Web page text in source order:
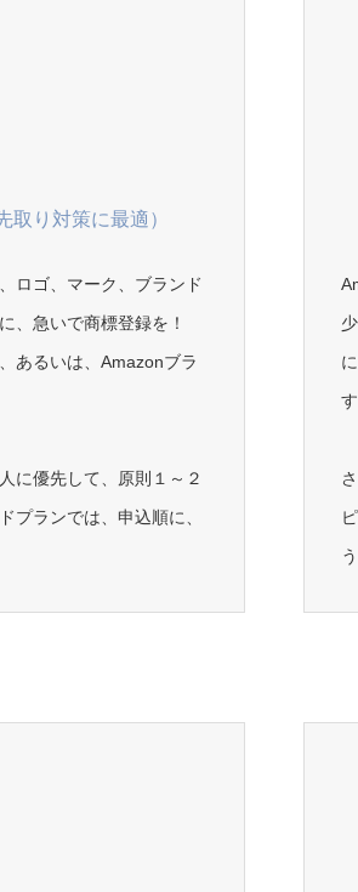
り対策に最適）
ロゴ、マーク、ブランド
、急いで商標登録を！
あるいは、Amazonブラ
に優先して、原則１～２
プランでは、申込順に、